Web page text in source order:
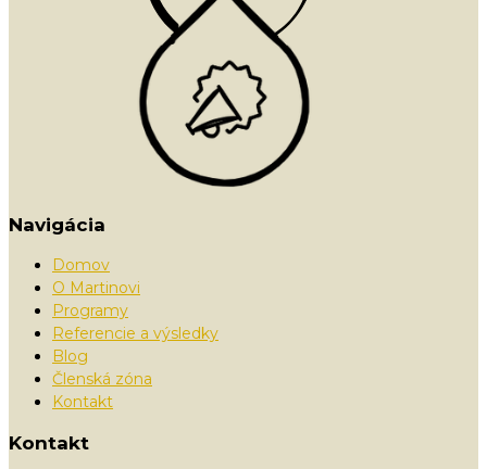
Navigácia
Domov
O Martinovi
Programy
Referencie a výsledky
Blog
Členská zóna
Kontakt
Kontakt